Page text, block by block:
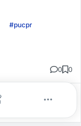
#pucpr
0 0